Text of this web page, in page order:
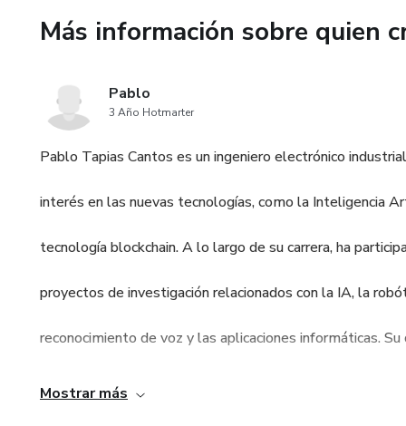
No esperes más para
Más información sobre quien
Pablo
3 Año Hotmarter
Pablo Tapias Cantos es un ingeniero electrónico
interés en las nuevas tecnologías, como la Inteligencia
tecnología blockchain. A lo largo de su carrera, ha
proyectos de investigación relacionados con la IA, la
reconocimiento de voz y las aplicaciones informáticas. Su
pasión por estos temas le han llevado a adquirir una
Mostrar más